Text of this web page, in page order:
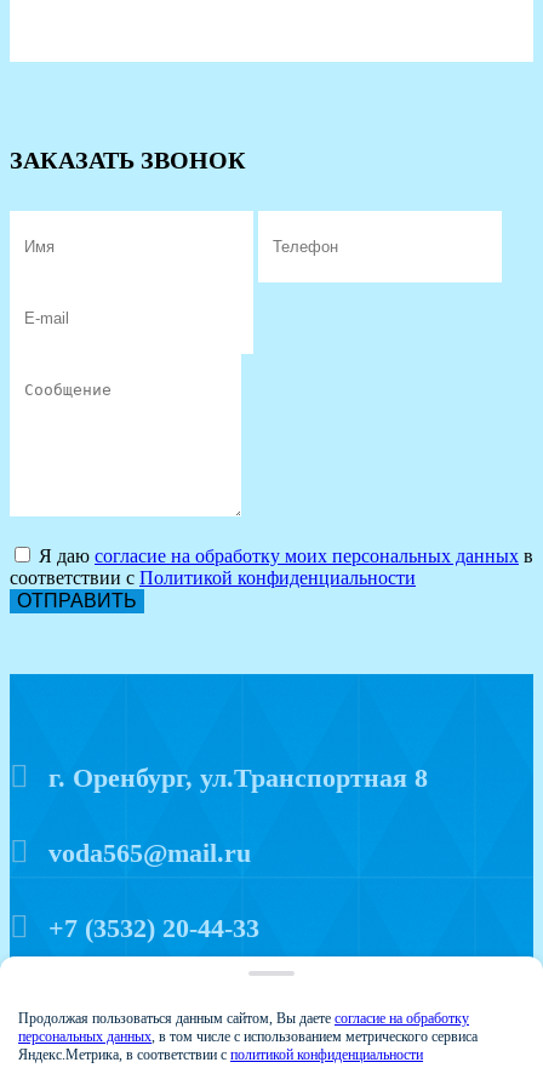
ЗАКАЗАТЬ ЗВОНОК
Я даю согласие на обработку моих персональных данных в
соответствии с Политикой конфиденциальности
ОТПРАВИТЬ
г. Оренбург, ул.Транспортная 8
voda565@mail.ru
+7 (3532) 20-44-33
Продолжая пользоваться данным сайтом, Вы даете согласие на обработку
персональных данных, в том числе с использованием метрического сервиса
Яндекс.Метрика, в соответствии с политикой конфиденциальности